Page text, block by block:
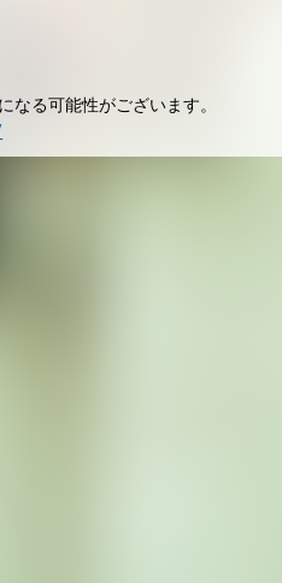
なる可能性がございます。